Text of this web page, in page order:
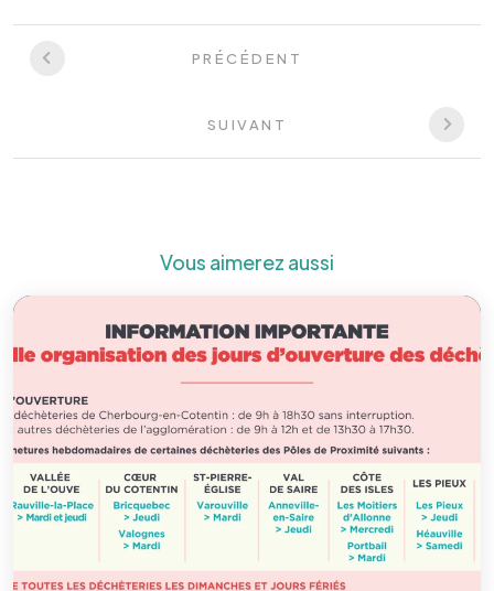
PRÉCÉDENT
SUIVANT
Vous aimerez aussi